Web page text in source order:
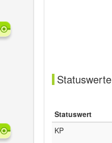
Statuswerte
Statuswert
KP